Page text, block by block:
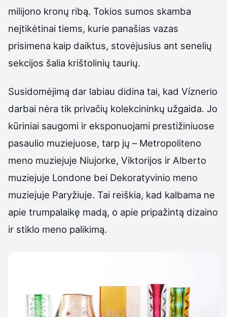
milijono kronų ribą. Tokios sumos skamba
neįtikėtinai tiems, kurie panašias vazas
prisimena kaip daiktus, stovėjusius ant senelių
sekcijos šalia krištolinių taurių.
Susidomėjimą dar labiau didina tai, kad Víznerio
darbai nėra tik privačių kolekcininkų užgaida. Jo
kūriniai saugomi ir eksponuojami prestižiniuose
pasaulio muziejuose, tarp jų – Metropoliteno
meno muziejuje Niujorke, Viktorijos ir Alberto
muziejuje Londone bei Dekoratyvinio meno
muziejuje Paryžiuje. Tai reiškia, kad kalbama ne
apie trumpalaikę madą, o apie pripažintą dizaino
ir stiklo meno palikimą.